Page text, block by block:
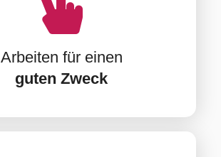
Arbeiten für einen
guten Zweck